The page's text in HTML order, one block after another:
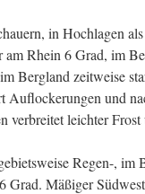
in Hochlagen
Rhein 6 Grad, im
Bergland zeitweise
und
verbreitet leichter
Regen-, im
Grad. Mäßiger